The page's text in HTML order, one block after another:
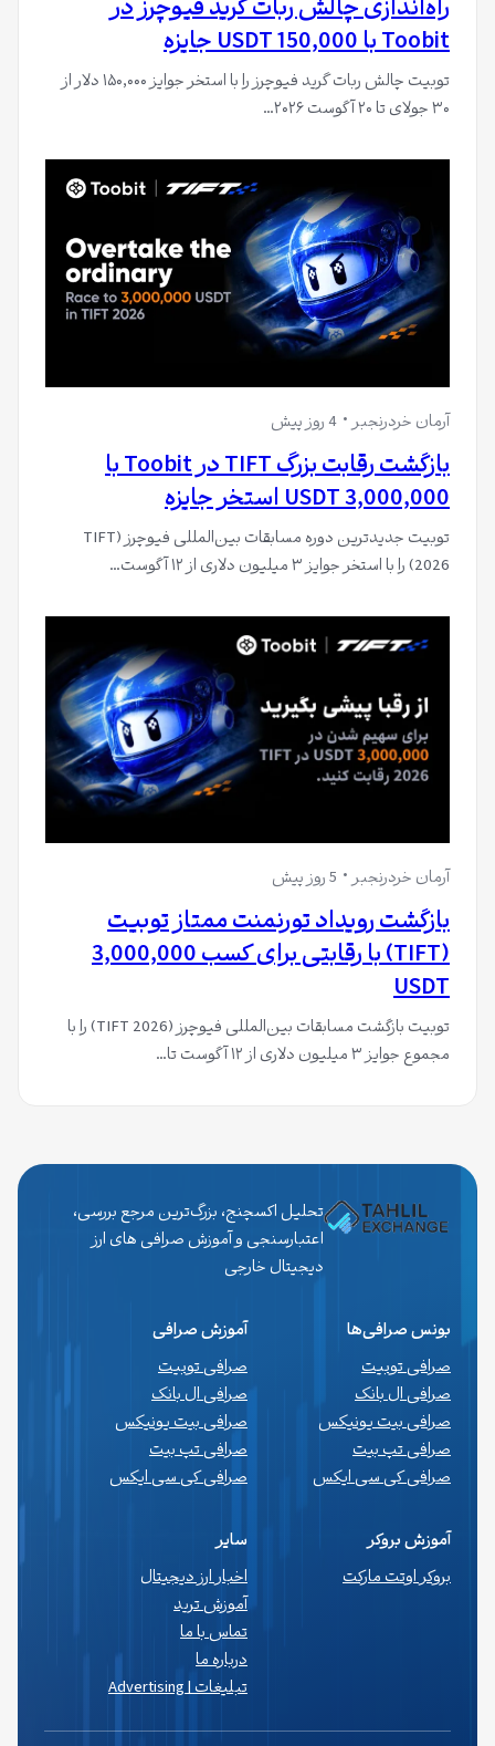
راه‌اندازی چالش ربات گرید فیوچرز در
Toobit با 150,000 USDT جایزه
توبیت چالش ربات گرید فیوچرز را با استخر جوایز ۱۵۰,۰۰۰ دلار از
۳۰ جولای تا ۲۰ آگوست ۲۰۲۶…
آرمان خردرنجبر 4 روز پیش
بازگشت رقابت بزرگ TIFT در Toobit با
3,000,000 USDT استخر جایزه
توبیت جدیدترین دوره مسابقات بین‌المللی فیوچرز (TIFT
2026) را با استخر جوایز ۳ میلیون دلاری از ۱۲ آگوست…
آرمان خردرنجبر 5 روز پیش
بازگشت رویداد تورنمنت ممتاز تو‌بیت
(TIFT) با رقابتی برای کسب 3,000,000
USDT
توبیت بازگشت مسابقات بین‌المللی فیوچرز (TIFT 2026) را با
مجموع جوایز ۳ میلیون دلاری از ۱۲ آگوست تا…
تحلیل اکسچنج، بزرگ‌ترین مرجع بررسی،
اعتبارسنجی و آموزش صرافی های ارز
دیجیتال خارجی
بونس صرافی‌ها
صرافی توبیت
صرافی ال بانک
صرافی بیت یونیکس
صرافی تپ بیت
صرافی کی سی ایکس
آموزش صرافی
صرافی توبیت
صرافی ال بانک
صرافی بیت یونیکس
صرافی تپ بیت
صرافی کی سی ایکس
آموزش بروکر
بروکر اوتت مارکت
سایر
اخبار ارز دیجیتال
آموزش ترید
تماس با ما
درباره ما
تبلیغات | Advertising